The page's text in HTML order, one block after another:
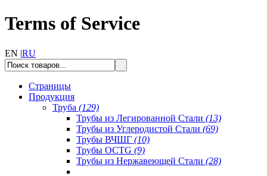
Terms of Service
EN |RU
Страницы
Продукция
Труба (129)
Трубы из Легированной Стали (13)
Трубы из Углеродистой Стали (69)
Трубы ВЧШГ (10)
Трубы OCTG (9)
Трубы из Нержавеющей Стали (28)